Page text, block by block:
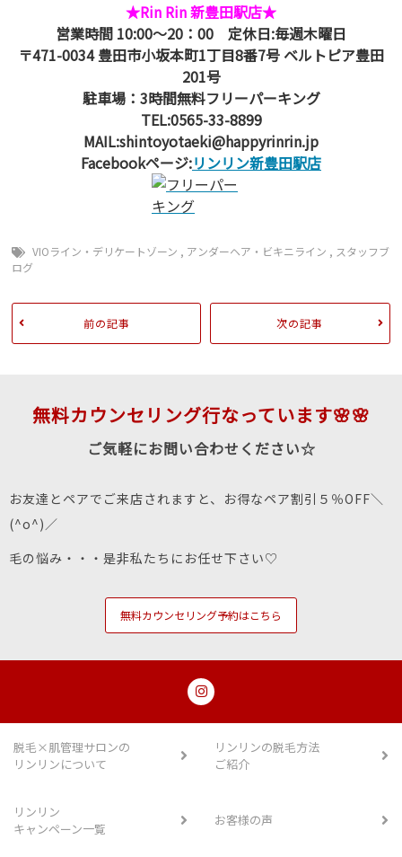
★Rin Rin 新豊田駅店★
営業時間 10:00～20：00 定休日:毎週木曜日
〒471-0034 豊田市小坂本町1丁目8番7号 ベルトピア豊田
201号
駐車場：3時間無料フリーパーキング
TEL:0565-33-8899
MAIL:shintoyotaeki@happyrinrin.jp
Facebookページ:リンリン新豊田駅店
VIOライン・デリケートゾーン , アンダーヘア・ビキニライン , スタッフブ
ログ
前の記事 次の記事
無料カウンセリング行なっています🌸🌸
ご気軽にお問い合わせください☆
お友達とペアでご来店されますと、お得なペア割引５％OFF＼
(^o^)／
毛の悩み・・・是非私たちにお任せ下さい♡
無料カウンセリング予約はこちら
脱毛×肌管理サロンの
リンリンについて
リンリンの脱毛方法
ご紹介
リンリン
キャンペーン一覧
お客様の声